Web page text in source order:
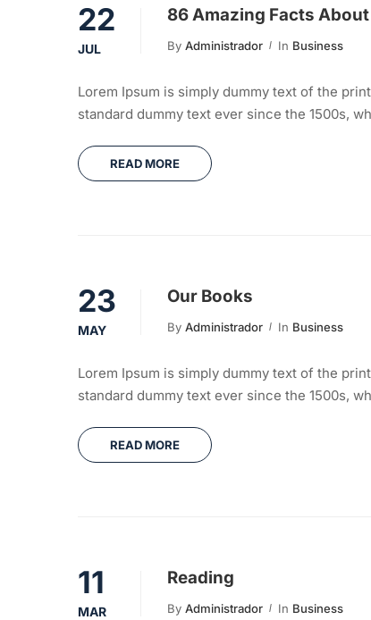
22
JUL
86 Amazing Facts
By Administrador In Business
Lorem Ipsum is simply dummy text of the
standard dummy text ever since the 1500s,
READ MORE
23
MAY
Our Books
By Administrador In Business
Lorem Ipsum is simply dummy text of the
standard dummy text ever since the 1500s,
READ MORE
11
MAR
Reading
By Administrador In Business